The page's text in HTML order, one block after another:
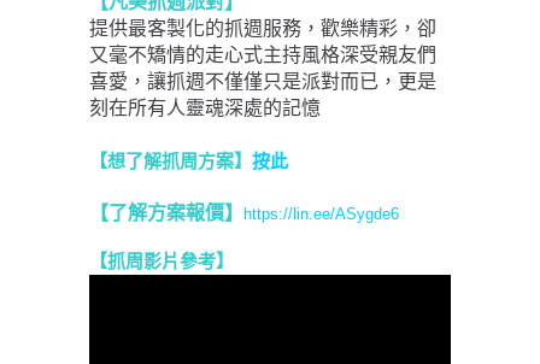
提供最客製化的抓週服務，歡樂精彩，卻
又毫不矯情的走心式主持風格深受親友們
喜愛，讓抓週不僅僅只是派對而已，更是
刻在所有人靈魂深處的記憶
【想了解抓周方案】 按此
【了解方案報價】 https://lin.ee/ASygde6
【抓周影片參考】